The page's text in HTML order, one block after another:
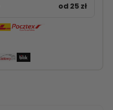
od 25 zł